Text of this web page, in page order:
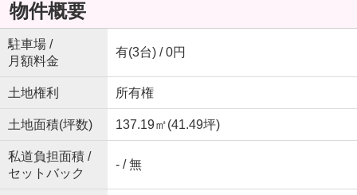
物件概要
駐車場 /
月額料金
有(3台) / 0円
土地権利 所有権
土地面積(坪数) 137.19㎡(41.49坪)
私道負担面積 /
セットバック
- / 無